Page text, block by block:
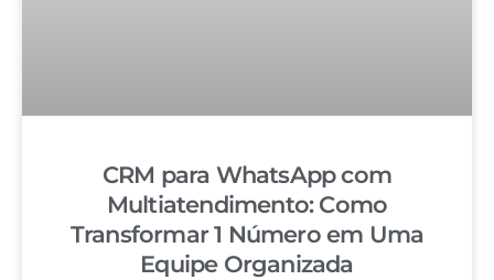
CRM para WhatsApp com
Multiatendimento: Como
Transformar 1 Número em Uma
Equipe Organizada